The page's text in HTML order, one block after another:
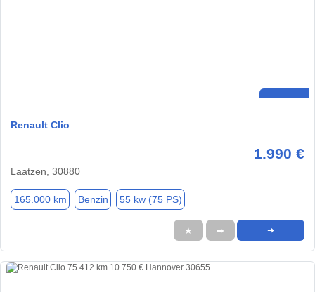
Renault Clio
1.990 €
Laatzen, 30880
165.000 km Benzin 55 kw (75 PS)
★ ➦ ➜